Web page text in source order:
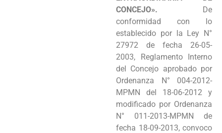
Intranet
CONCEJO». De
conformidad con lo
establecido por la Ley N°
27972 de fecha 26-05-
2003, Reglamento Interno
del Concejo aprobado por
Ordenanza N° 004-2012-
MPMN del 18-06-2012 y
modificado por Ordenanza
N° 011-2013-MPMN de
fecha 18-09-2013, convoco